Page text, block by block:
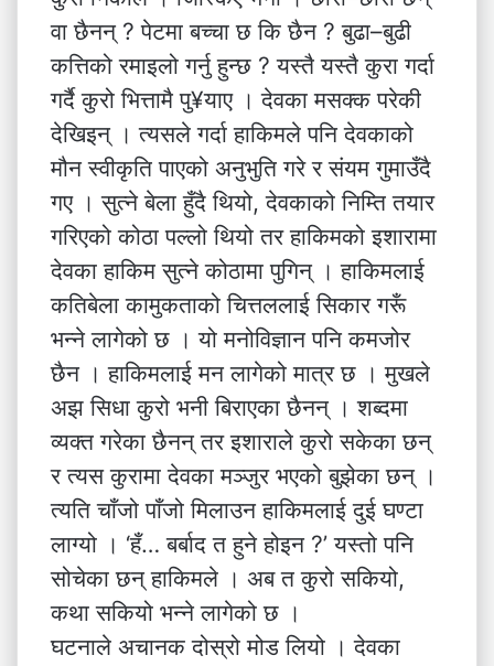
वा छैनन् ? पेटमा बच्चा छ कि छैन ? बुढा–बुढी
कत्तिको रमाइलो गर्नु हुन्छ ? यस्तै यस्तै कुरा गर्दा
गर्दै कुरो भित्तामै पु¥याए । देवका मसक्क परेकी
देखिइन् । त्यसले गर्दा हाकिमले पनि देवकाको
मौन स्वीकृति पाएको अनुभुति गरे र संयम गुमाउँदै
गए । सुत्ने बेला हुँदै थियो, देवकाको निम्ति तयार
गरिएको कोठा पल्लो थियो तर हाकिमको इशारामा
देवका हाकिम सुत्ने कोठामा पुगिन् । हाकिमलाई
कतिबेला कामुकताको चित्तललाई सिकार गरूँ
भन्ने लागेको छ । यो मनोविज्ञान पनि कमजोर
छैन । हाकिमलाई मन लागेको मात्र छ । मुखले
अझ सिधा कुरो भनी बिराएका छैनन् । शब्दमा
व्यक्त गरेका छैनन् तर इशाराले कुरो सकेका छन्
र त्यस कुरामा देवका मञ्जुर भएको बुझेका छन् ।
त्यति चाँजो पाँजो मिलाउन हाकिमलाई दुई घण्टा
लाग्यो । ‘हँ… बर्बाद त हुने होइन ?’ यस्तो पनि
सोचेका छन् हाकिमले । अब त कुरो सकियो,
कथा सकियो भन्ने लागेको छ ।
घटनाले अचानक दोस्रो मोड लियो । देवका